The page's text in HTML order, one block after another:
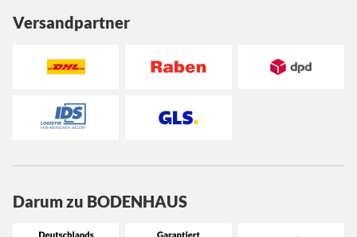
Versandpartner
Darum zu BODENHAUS